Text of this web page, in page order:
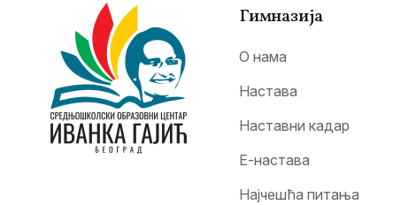
Гимназија
О нама
Настава
Наставни кадар
Е-настава
Најчешћа питања